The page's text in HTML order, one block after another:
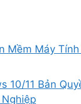
Mềm Máy
10/11 Bản